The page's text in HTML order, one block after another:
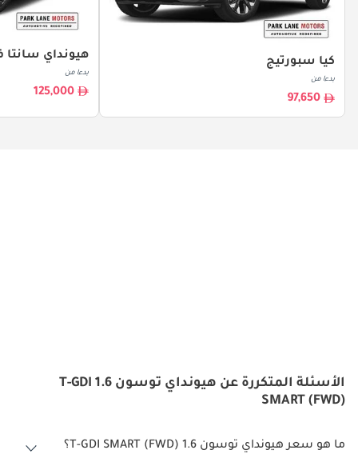
كيا سبورتيج
بدءا من
97,650
هيونداي سانتا
بدءا من
125,000
الأسئلة المتكررة عن هيونداي توسون 1.6 T-GDI
SMART (FWD)
ما هو سعر هيونداي توسون 1.6 T-GDI SMART (FWD)؟